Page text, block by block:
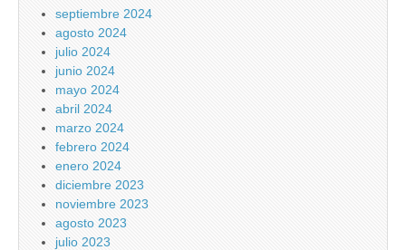
septiembre 2024
agosto 2024
julio 2024
junio 2024
mayo 2024
abril 2024
marzo 2024
febrero 2024
enero 2024
diciembre 2023
noviembre 2023
agosto 2023
julio 2023